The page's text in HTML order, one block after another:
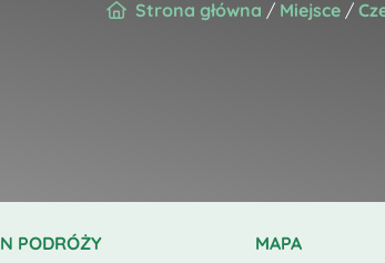
Strona główna / Miejsce /
PODRÓŻY MAPA